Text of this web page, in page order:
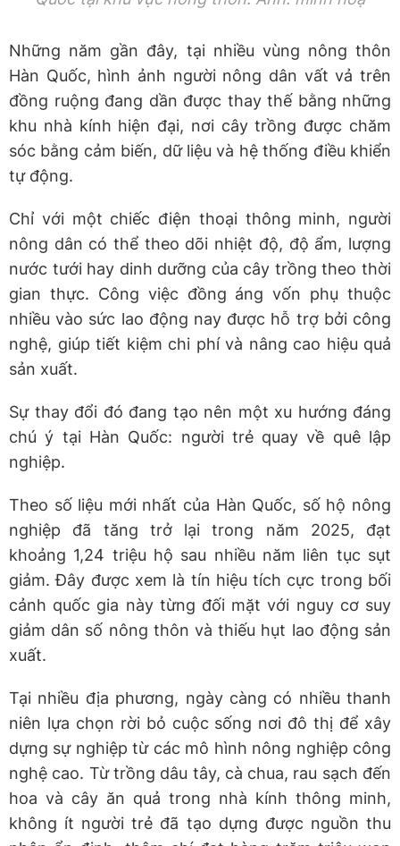
Những năm gần đây, tại nhiều vùng nông thôn
Hàn Quốc, hình ảnh người nông dân vất vả trên
đồng ruộng đang dần được thay thế bằng những
khu nhà kính hiện đại, nơi cây trồng được chăm
sóc bằng cảm biến, dữ liệu và hệ thống điều khiển
tự động.
Chỉ với một chiếc điện thoại thông minh, người
nông dân có thể theo dõi nhiệt độ, độ ẩm, lượng
nước tưới hay dinh dưỡng của cây trồng theo thời
gian thực. Công việc đồng áng vốn phụ thuộc
nhiều vào sức lao động nay được hỗ trợ bởi công
nghệ, giúp tiết kiệm chi phí và nâng cao hiệu quả
sản xuất.
Sự thay đổi đó đang tạo nên một xu hướng đáng
chú ý tại Hàn Quốc: người trẻ quay về quê lập
nghiệp.
Theo số liệu mới nhất của Hàn Quốc, số hộ nông
nghiệp đã tăng trở lại trong năm 2025, đạt
khoảng 1,24 triệu hộ sau nhiều năm liên tục sụt
giảm. Đây được xem là tín hiệu tích cực trong bối
cảnh quốc gia này từng đối mặt với nguy cơ suy
giảm dân số nông thôn và thiếu hụt lao động sản
xuất.
Tại nhiều địa phương, ngày càng có nhiều thanh
niên lựa chọn rời bỏ cuộc sống nơi đô thị để xây
dựng sự nghiệp từ các mô hình nông nghiệp công
nghệ cao. Từ trồng dâu tây, cà chua, rau sạch đến
hoa và cây ăn quả trong nhà kính thông minh,
không ít người trẻ đã tạo dựng được nguồn thu